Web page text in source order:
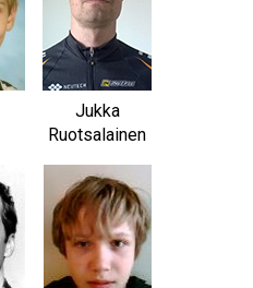
Jukka
Ruotsalainen